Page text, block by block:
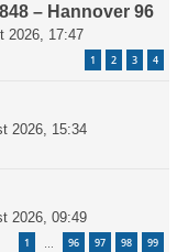
– Hannover 96
2026, 17:47
1 2 3 4
2026, 15:34
2026, 09:49
1 96 97 98 99